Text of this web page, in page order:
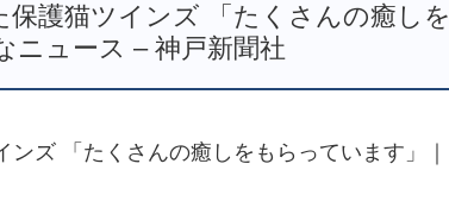
護猫ツインズ 「たくさんの癒しを
ニュース – 神戸新聞社
ズ 「たくさんの癒しをもらっています」｜